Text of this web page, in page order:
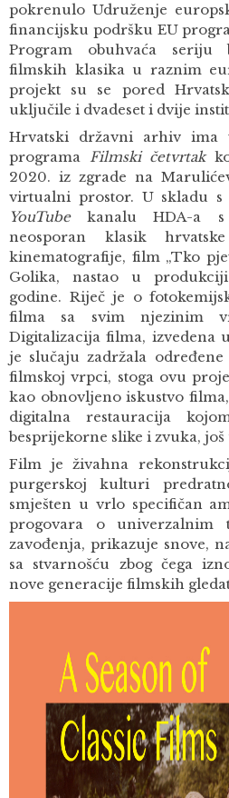
pokrenulo Udruženje
financijsku podršku EU
Program obuhvaća seriju
filmskih klasika u raznim
projekt su se pored
uključile i dvadeset i dvije
Hrvatski državni arhiv ima
programa Filmski četvrtak
2020. iz zgrade na
virtualni prostor. U skladu
YouTubekanalu HDA-a s
neosporan klasik
kinematografije, film „Tko
Golika, nastao u
godine. Riječ je o
filma sa svim njezinim
Digitalizacija filma, izvedena
je slučaju zadržala određene
filmskoj vrpci, stoga ovu
kao obnovljeno iskustvo
digitalna restauracija
besprijekorne slike i zvuka,
Film je živahna
purgerskoj kulturi
smješten u vrlo specifičan
progovara o univerzalnim
zavođenja, prikazuje snove,
sa stvarnošću zbog čega
nove generacije filmskih